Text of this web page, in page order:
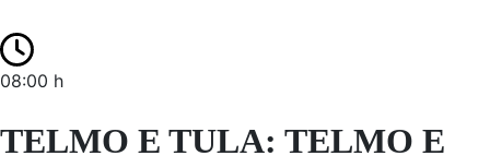
08:00 h
TELMO E TULA: TELMO E